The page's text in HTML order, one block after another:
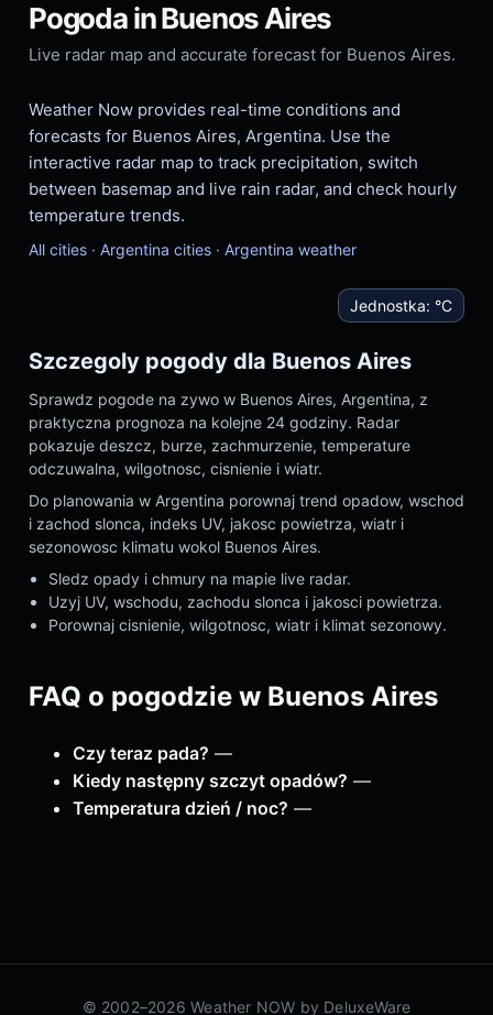
Pogoda in Buenos Aires
Live radar map and accurate forecast for Buenos Aires.
Weather Now provides real-time conditions and
forecasts for Buenos Aires, Argentina. Use the
interactive radar map to track precipitation, switch
between basemap and live rain radar, and check hourly
temperature trends.
All cities · Argentina cities · Argentina weather
Jednostka: °C
Szczegoly pogody dla Buenos Aires
Sprawdz pogode na zywo w Buenos Aires, Argentina, z
praktyczna prognoza na kolejne 24 godziny. Radar
pokazuje deszcz, burze, zachmurzenie, temperature
odczuwalna, wilgotnosc, cisnienie i wiatr.
Do planowania w Argentina porownaj trend opadow, wschod
i zachod slonca, indeks UV, jakosc powietrza, wiatr i
sezonowosc klimatu wokol Buenos Aires.
Sledz opady i chmury na mapie live radar.
Uzyj UV, wschodu, zachodu slonca i jakosci powietrza.
Porownaj cisnienie, wilgotnosc, wiatr i klimat sezonowy.
FAQ o pogodzie w Buenos Aires
Czy teraz pada? —
Kiedy następny szczyt opadów? —
Temperatura dzień / noc? —
© 2002–2026 Weather NOW by DeluxeWare